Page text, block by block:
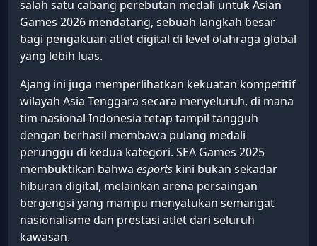
salah satu cabang perebutan medali untuk Asian
Games 2026 mendatang, sebuah langkah besar
bagi pengakuan atlet digital di level olahraga global
yang lebih luas.
Ajang ini juga memperlihatkan kekuatan kompetitif
wilayah Asia Tenggara secara menyeluruh, di mana
tim nasional Indonesia tetap tampil tangguh
dengan berhasil membawa pulang medali
perunggu di kedua kategori. SEA Games 2025
membuktikan bahwa esports kini bukan sekadar
hiburan digital, melainkan arena persaingan
bergengsi yang mampu menyatukan semangat
nasionalisme dan prestasi atlet dari seluruh
kawasan.